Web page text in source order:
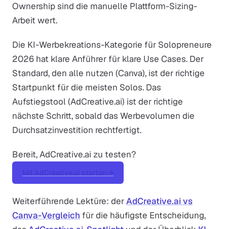
Ownership sind die manuelle Plattform-Sizing-
Arbeit wert.
Die KI-Werbekreations-Kategorie für Solopreneure
2026 hat klare Anführer für klare Use Cases. Der
Standard, den alle nutzen (Canva), ist der richtige
Startpunkt für die meisten Solos. Das
Aufstiegstool (AdCreative.ai) ist der richtige
nächste Schritt, sobald das Werbevolumen die
Durchsatzinvestition rechtfertigt.
Bereit, AdCreative.ai zu testen?
Mit AdCreative.ai starten →
Weiterführende Lektüre: derAdCreative.ai vs
Canva-Vergleich für die häufigste Entscheidung,